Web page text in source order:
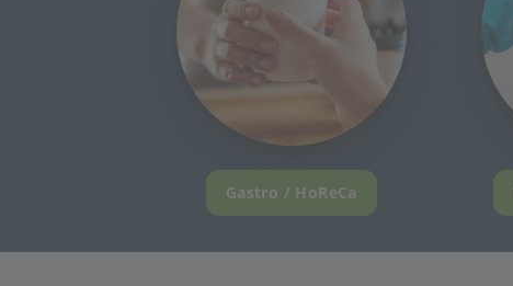
Gastro / HoReCa